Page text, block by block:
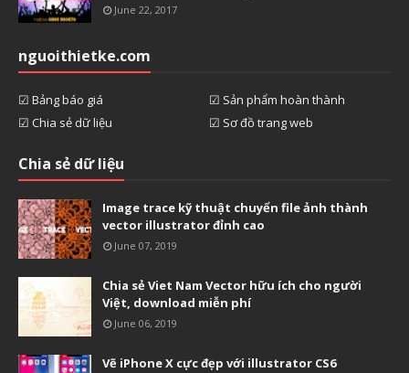
June 22, 2017
nguoithietke.com
☑ Bảng báo giá
☑ Sản phẩm hoàn thành
☑ Chia sẻ dữ liệu
☑ Sơ đồ trang web
Chia sẻ dữ liệu
Image trace kỹ thuật chuyển file ảnh thành
vector illustrator đỉnh cao
June 07, 2019
Chia sẻ Viet Nam Vector hữu ích cho người
Việt, download miễn phí
June 06, 2019
Vẽ iPhone X cực đẹp với illustrator CS6